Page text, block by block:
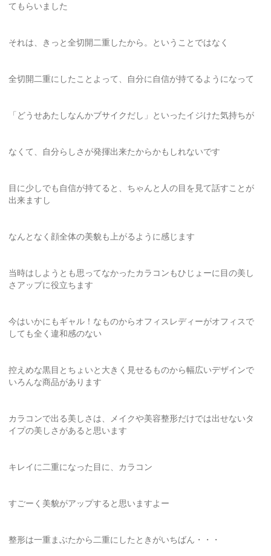
てもらいました
それは、きっと全切開二重したから。ということではなく
全切開二重にしたことよって、自分に自信が持てるようになって
「どうせあたしなんかブサイクだし」といったイジけた気持ちが
なくて、自分らしさが発揮出来たからかもしれないです
目に少しでも自信が持てると、ちゃんと人の目を見て話すことが
出来ますし
なんとなく顔全体の美貌も上がるように感じます
当時はしようとも思ってなかったカラコンもひじょーに目の美し
さアップに役立ちます
今はいかにもギャル！なものからオフィスレディーがオフィスで
しても全く違和感のない
控えめな黒目とちょいと大きく見せるものから幅広いデザインで
いろんな商品があります
カラコンで出る美しさは、メイクや美容整形だけでは出せないタ
イプの美しさがあると思います
キレイに二重になった目に、カラコン
すごーく美貌がアップすると思いますよー
整形は一重まぶたから二重にしたときがいちばん・・・